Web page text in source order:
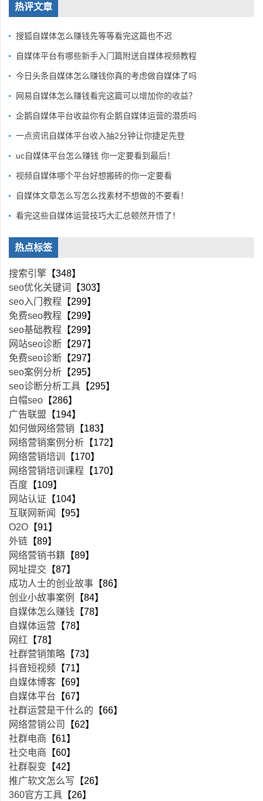
热评文章
搜狐自媒体怎么赚钱先等等看完这篇也不迟
自媒体平台有哪些新手入门篇附送自媒体视频教程
今日头条自媒体怎么赚钱你真的考虑做自媒体了吗
网易自媒体怎么赚钱看完这篇可以增加你的收益？
企鹅自媒体平台收益你有企鹅自媒体运营的潜质吗
一点资讯自媒体平台收入抽2分钟让你捷足先登
uc自媒体平台怎么赚钱 你一定要看到最后！
视频自媒体哪个平台好想搬砖的你一定要看
自媒体文章怎么写怎么找素材不想做的不要看！
看完这些自媒体运营技巧大汇总顿然开悟了！
热点标签
搜索引擎 【348】
seo优化关键词
【303】
seo入门教程 【299】
免费seo教程 【299】
seo基础教程 【299】
网站seo诊断 【297】
免费seo诊断 【297】
seo案例分析 【295】
seo诊断分析工具 【295】
白帽seo 【286】
广告联盟 【194】
如何做网络营销 【183】
网络营销案例分析 【172】
网络营销培训
【170】
网络营销培训课程 【170】
百度 【109】
网站认证 【104】
互联网新闻
【95】
O2O 【91】
外链 【89】
网络营销书籍 【89】
网址提交 【87】
成功人士的创业故事 【86】
创业小故事案例
【84】
自媒体怎么赚钱 【78】
自媒体运营 【78】
网红 【78】
社群营销策略 【73】
抖音短视频 【71】
自媒体博客 【69】
自媒体平台 【67】
社群运营是干什么的 【66】
网络营销公司
【62】
社群电商 【61】
社交电商 【60】
社群裂变 【42】
推广软文怎么写 【26】
360官方工具 【26】